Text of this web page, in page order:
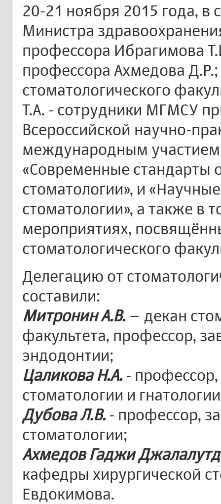
20-21 ноября 2015 года, в
Министра
профессора Ибрагимова
профессора Ахмедова
стоматологического
Т.А. - сотрудники МГМСУ
Всероссийской научно-
международным
«Современные стандарты
стоматологии», и
стоматологии», а также в
мероприятиях,
стоматологического
Делегацию от
составили:
Митронин А.В.– декан
факультета, профессор,
эндодонтии;
Цаликова Н.А.- профессор,
стоматологии и
Дубова Л.В.- профессор,
стоматологии;
Ахмедов Гаджи
кафедры хирургической
Евдокимова.